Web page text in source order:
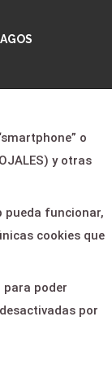
privacidad
o
y otras
pueda funcionar,
cookies que
para poder
por